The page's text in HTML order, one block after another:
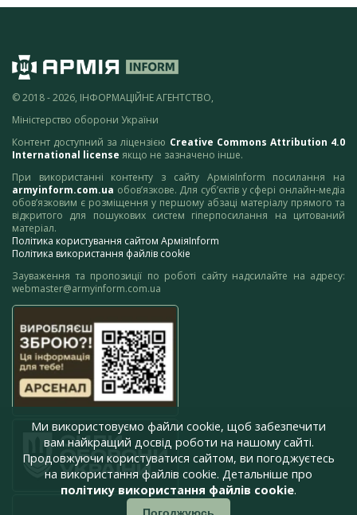
© 2018 - 2026, ІНФОРМАЦІЙНЕ АГЕНТСТВО,
Міністерство оборони України
Контент доступний за ліцензією Creative Commons Attribution 4.0
International license якщо не зазначено інше.
При використанні контенту з сайту АрміяInform посилання на
armyinform.com.ua обов’язкове. Для суб’єктів у сфері онлайн-медіа
обов’язковим є розміщення у першому абзаці матеріалу прямого та
відкритого для пошукових систем гіперпосилання на цитований
матеріал.
Політика користування сайтом АрміяInform
Політика використання файлів cookie
Зауваження та пропозиції по роботі сайту надсилайте на адресу:
webmaster@armyinform.com.ua
Ми використовуємо файли cookie, щоб забезпечити
вам найкращий досвід роботи на нашому сайті.
Продовжуючи користуватися сайтом, ви погоджуєтесь
на використання файлів cookie. Детальніше про
політику використання файлів cookie.